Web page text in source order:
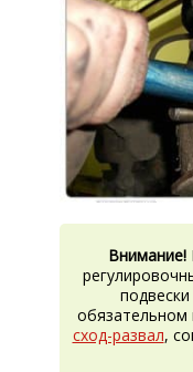
Внимание!
обязательном
сход-развал,